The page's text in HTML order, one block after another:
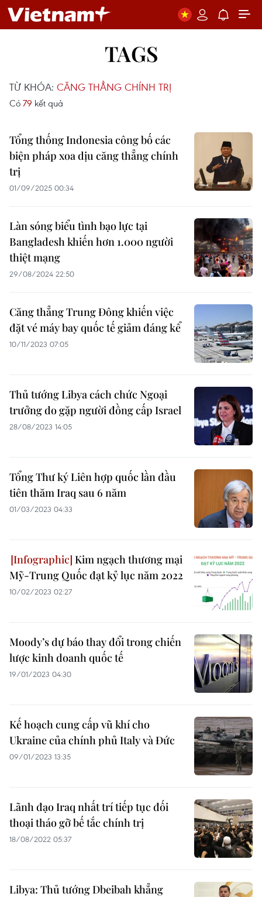
TAGS
TỪ KHÓA: CĂNG THẲNG CHÍNH TRỊ
Có 79 kết quả
Tổng thống Indonesia công bố các
biện pháp xoa dịu căng thẳng chính
trị
01/09/2025 00:34
Làn sóng biểu tình bạo lực tại
Bangladesh khiến hơn 1.000 người
thiệt mạng
29/08/2024 22:50
Căng thẳng Trung Đông khiến việc
đặt vé máy bay quốc tế giảm đáng kể
10/11/2023 07:05
Thủ tướng Libya cách chức Ngoại
trưởng do gặp người đồng cấp Israel
28/08/2023 14:05
Tổng Thư ký Liên hợp quốc lần đầu
tiên thăm Iraq sau 6 năm
01/03/2023 04:33
Kim ngạch thương mại
Mỹ-Trung Quốc đạt kỷ lục năm 2022
10/02/2023 02:27
Moody’s dự báo thay đổi trong chiến
lược kinh doanh quốc tế
19/01/2023 04:30
Kế hoạch cung cấp vũ khí cho
Ukraine của chính phủ Italy và Đức
09/01/2023 13:35
Lãnh đạo Iraq nhất trí tiếp tục đối
thoại tháo gỡ bế tắc chính trị
18/08/2022 05:37
Libya: Thủ tướng Dbeibah khẳng